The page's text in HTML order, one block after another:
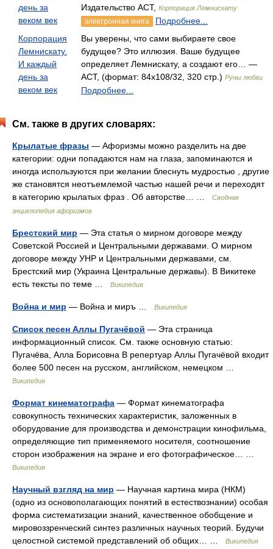
день за
веком век
Издательство АСТ, Корпорация Лемнискату
электронная книга
Подробнее...
Корпорация
Лемнискату.
И каждый
день за
веком век
Вы уверены, что сами выбираете свое
будущее? Это иллюзия. Ваше будущее
определяет Лемнискату, а создают его… —
АСТ, (формат: 84x108/32, 320 стр.) Руны любви
Подробнее...
См. также в других словарях:
Крылатые фразы — Афоризмы можно разделить на две
категории: одни попадаются нам на глаза, запоминаются и
иногда используются при желании блеснуть мудростью , другие
же становятся неотъемлемой частью нашей речи и переходят
в категорию крылатых фраз . Об авторстве… …
Сводная
энциклопедия афоризмов
Брестский мир — Эта статья о мирном договоре между
Советской Россией и Центральными державами. О мирном
договоре между УНР и Центральными державами, см.
Брестский мир (Украина Центральные державы). В Викитеке
есть тексты по теме …
Википедия
Война и мир — Война и миръ … Википедия
Список песен Аллы Пугачёвой — Эта страница
информационный список. См. также основную статью:
Пугачёва, Алла Борисовна В репертуар Аллы Пугачёвой входит
более 500 песен на русском, английском, немецком …
Википедия
Формат кинематографа — Формат кинематографа
совокупность технических характеристик, заложенных в
оборудование для производства и демонстрации кинофильма,
определяющие тип применяемого носителя, соотношение
сторон изображения на экране и его фотографическое… …
Википедия
Научный взгляд на мир — Научная картина мира (НКМ)
(одно из основополагающих понятий в естествознании) особая
форма систематизации знаний, качественное обобщение и
мировоззренческий синтез различных научных теорий. Будучи
целостной системой представлений об общих… …
Википедия